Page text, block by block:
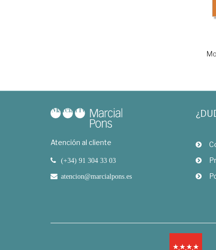
Atención al cliente
(+34) 91 304 33 03
atencion@marcialpons.es